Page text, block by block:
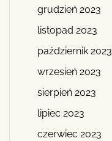
grudzień 2023
listopad 2023
październik 2023
wrzesień 2023
sierpień 2023
lipiec 2023
czerwiec 2023